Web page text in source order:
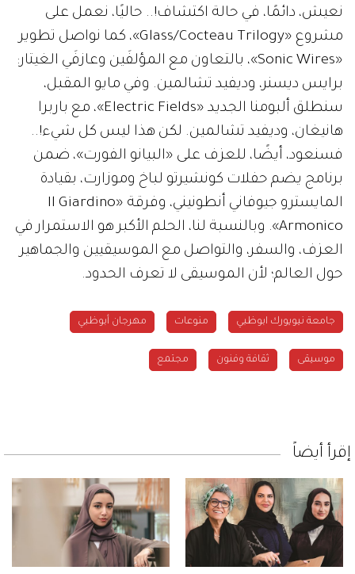
نعيش، دائمًا، في حالة اكتشاف!.. حاليًا، نعمل على
مشروع «Glass/Cocteau Trilogy»، كما نواصل تطوير
«Sonic Wires»، بالتعاون مع المؤلفَين وعازفَي الغيتار:
برايس ديسنر، وديفيد تشالمين. وفي مايو المقبل،
سنطلق ألبومنا الجديد «Electric Fields»، مع باربرا
هانيغان، وديفيد تشالمين. لكن هذا ليس كل شيء!..
فسنعود، أيضًا، للعزف على «البيانو الفورت»، ضمن
برنامج يضم حفلات كونشيرتو لباخ وموزارت، بقيادة
المايسترو جيوفاني أنطونيني، وفرقة «Il Giardino
Armonico». وبالنسبة لنا، الحلم الأكبر هو الاستمرار في
العزف، والسفر، والتواصل مع الموسيقيين والجماهير
حول العالم؛ لأن الموسيقى لا تعرف الحدود.
جامعة نيويورك ابوظبي منوعات مهرجان أبوظبي
موسيقى ثقافة وفنون مجتمع
إقرأ أيضاً